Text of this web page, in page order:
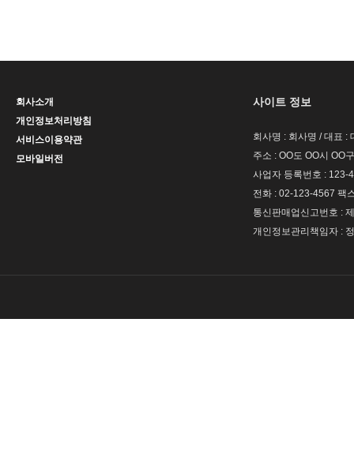
회사소개
개인정보처리방침
서비스이용약관
모바일버전
사이트 정보
회사명 : 회사명 / 대표 :
주소 : OO도 OO시 OO
사업자 등록번호 : 123-
전화 : 02-123-4567 팩
통신판매업신고번호 :
개인정보관리책임자 :